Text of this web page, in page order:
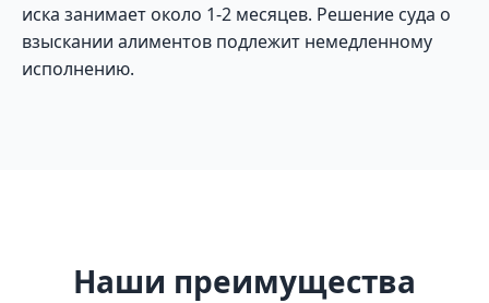
иска занимает около 1-2 месяцев. Решение суда о
взыскании алиментов подлежит немедленному
исполнению.
Наши преимущества